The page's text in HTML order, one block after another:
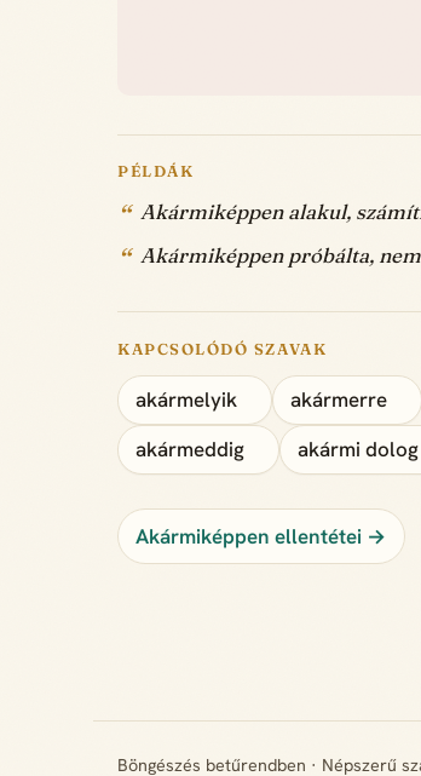
PÉLDÁK
Akármiképpen alakul,
Akármiképpen próbálta,
KAPCSOLÓDÓ SZAVAK
akármelyik akármerre
akármeddig
akármi dolog
Akármiképpen ellentétei →
Böngészés betűrendben · Népszerű